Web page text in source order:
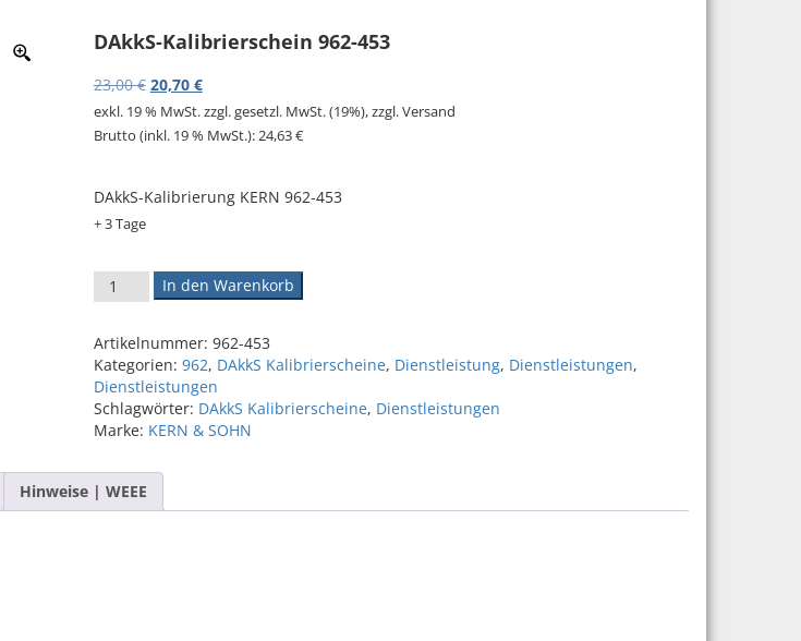
DAkkS-Kalibrierschein 962-453
23,00€ Ursprünglicher Preis war: 23,00 €
20,70 €Aktueller Preis ist: 20,70 €.
exkl. 19 % MwSt.zzgl. gesetzl. MwSt. (19%), zzgl. Versand
Brutto (inkl. 19 % MwSt.):24,63€
DAkkS-Kalibrierung KERN 962-453
+ 3 Tage
DAkkS-Kalibrierschein 962-453 Menge
In den Warenkorb
Artikelnummer: 962-453
Kategorien: 962, DAkkS Kalibrierscheine, Dienstleistung, Dienstleistungen,
Dienstleistungen
Schlagwörter: DAkkS Kalibrierscheine, Dienstleistungen
Marke: KERN & SOHN
Hinweise | WEEE